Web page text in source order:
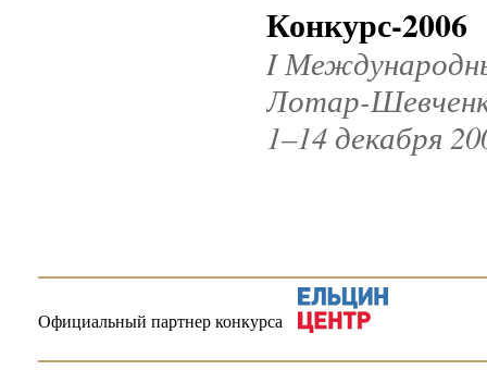
Конкурс-2006
I
Лотар-
1–14 декабря
Официальный партнер конкурса